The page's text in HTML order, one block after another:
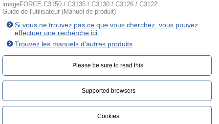
imageFORCE C3150 / C3135 / C3130 / C3126 / C3122
Guide de l'utilisateur (Manuel de produit)
Si vous ne trouvez pas ce que vous cherchez, vous pouvez
effectuer une recherche ici.
Trouvez les manuels d’autres produits
Please be sure to read this.‎
Supported browsers
Cookies